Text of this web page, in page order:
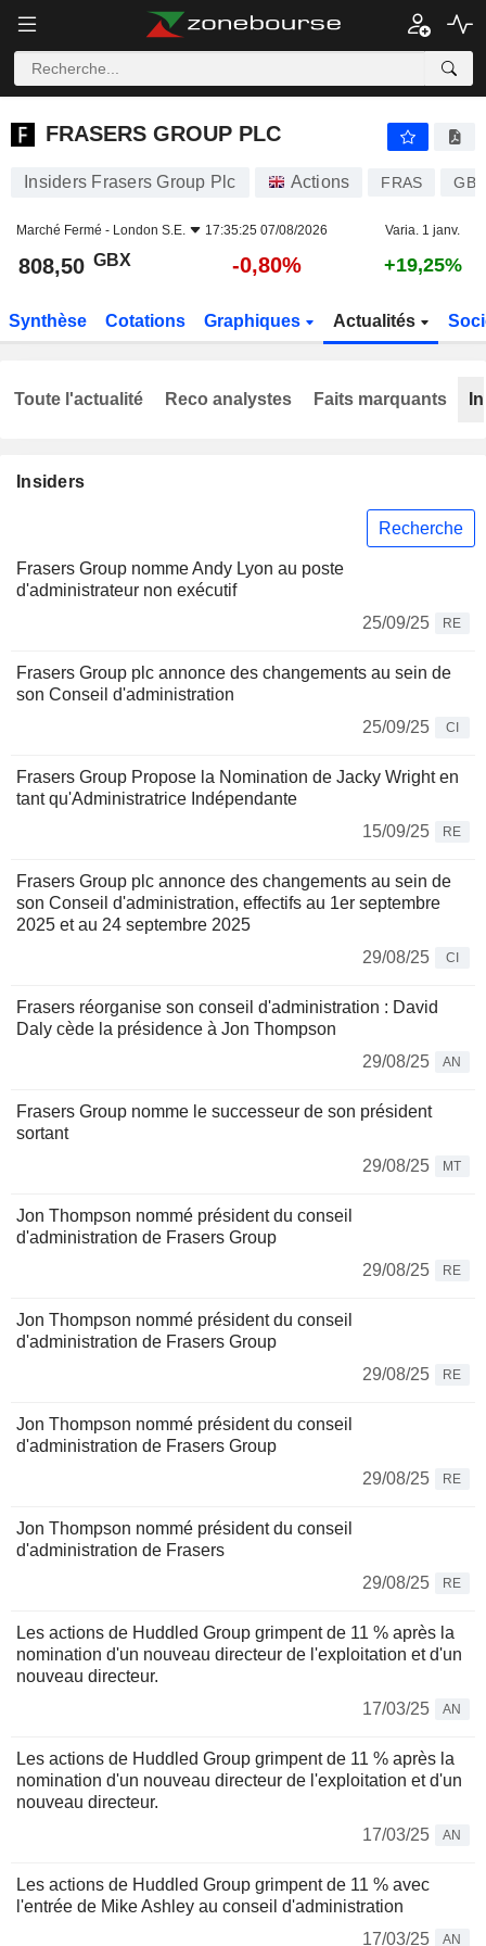
FRASERS GROUP PLC
FRASERS GROUP PLC
Insiders Frasers Group Plc Actions FRAS
Marché Fermé - London S.E. 17:35:25 07/08/2026 Varia. 1 janv.
808,50 GBX -0,80% +19,25%
Synthèse Cotations Graphiques Actualités
Insiders
Recherche
Frasers Group nomme Andy Lyon au poste
d'administrateur non exécutif
25/09/25
RE
Frasers Group plc annonce des changements au sein de
son Conseil d'administration
25/09/25
CI
Frasers Group Propose la Nomination de Jacky Wright en
tant qu'Administratrice Indépendante
15/09/25
RE
Frasers Group plc annonce des changements au sein de
son Conseil d'administration, effectifs au 1er septembre
2025 et au 24 septembre 2025
29/08/25
CI
Frasers réorganise son conseil d'administration : David
Daly cède la présidence à Jon Thompson
29/08/25
AN
Frasers Group nomme le successeur de son président
sortant
29/08/25
MT
Jon Thompson nommé président du conseil
d'administration de Frasers Group
29/08/25
RE
Jon Thompson nommé président du conseil
d'administration de Frasers Group
29/08/25
RE
Jon Thompson nommé président du conseil
d'administration de Frasers Group
29/08/25
RE
Jon Thompson nommé président du conseil
d'administration de Frasers
29/08/25
RE
Les actions de Huddled Group grimpent de 11 % après la
nomination d'un nouveau directeur de l'exploitation et d'un
nouveau directeur.
17/03/25
AN
Les actions de Huddled Group grimpent de 11 % après la
nomination d'un nouveau directeur de l'exploitation et d'un
nouveau directeur.
17/03/25
AN
Les actions de Huddled Group grimpent de 11 % avec
l'entrée de Mike Ashley au conseil d'administration
17/03/25
AN
Toute l'actualité Reco analystes Faits marquants